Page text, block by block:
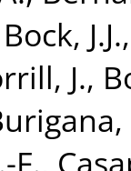
Bock, J.J.
J.,
F.,